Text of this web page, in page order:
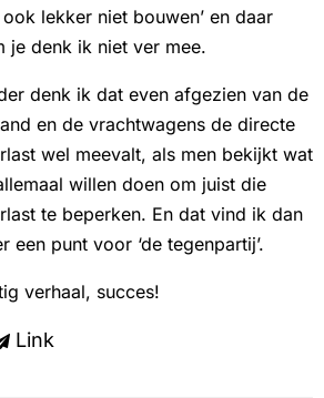
lekker niet bouwen’ en daar
je denk ik niet ver mee.
denk ik dat even afgezien van de
en de vrachtwagens de directe
wel meevalt, als men bekijkt wat
willen doen om juist die
te beperken. En dat vind ik dan
een punt voor ‘de tegenpartij’.
verhaal, succes!
Link